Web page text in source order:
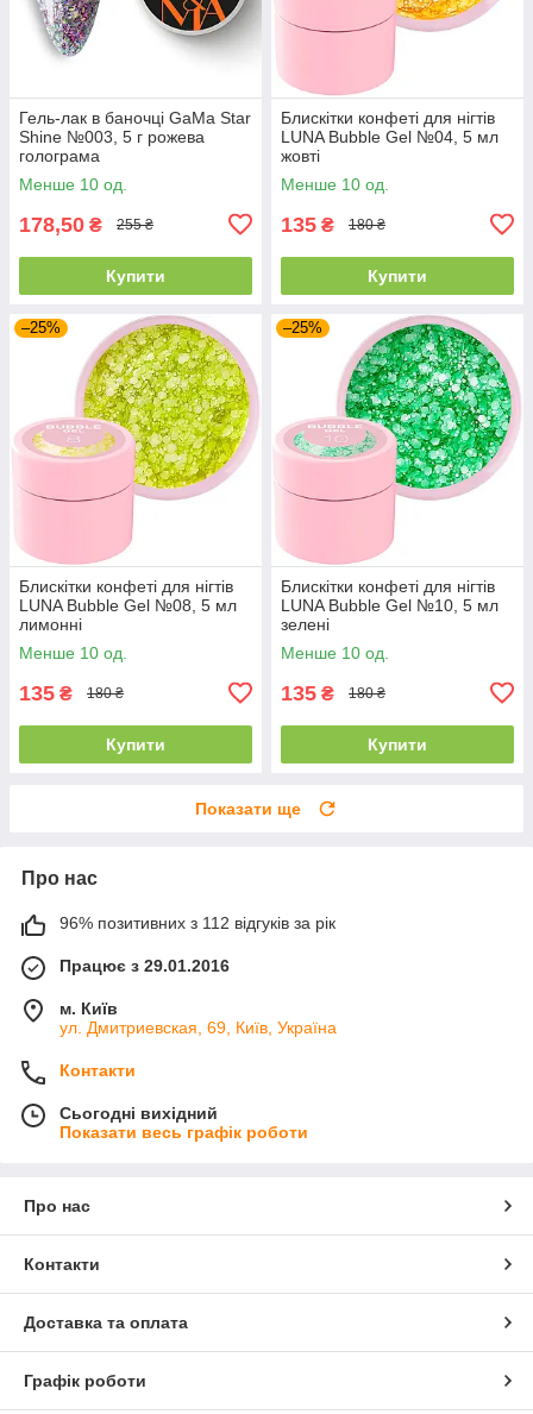
Гель-лак в баночці GaMa Star
Shine №003, 5 г рожева
голограма
Менше 10 од.
178,50 ₴ 255 ₴
Купити
Блискітки конфеті для нігтів
LUNA Bubble Gel №04, 5 мл
жовті
Менше 10 од.
135 ₴ 180 ₴
Купити
–25%
Блискітки конфеті для нігтів
LUNA Bubble Gel №08, 5 мл
лимонні
Менше 10 од.
135 ₴ 180 ₴
Купити
–25%
Блискітки конфеті для нігтів
LUNA Bubble Gel №10, 5 мл
зелені
Менше 10 од.
135 ₴ 180 ₴
Купити
Показати ще
Про нас
96% позитивних з 112 відгуків за рік
Працює з 29.01.2016
м. Київ
ул. Дмитриевская, 69, Київ, Україна
Контакти
Сьогодні вихідний
Показати весь графік роботи
Про нас
Контакти
Доставка та оплата
Графік роботи